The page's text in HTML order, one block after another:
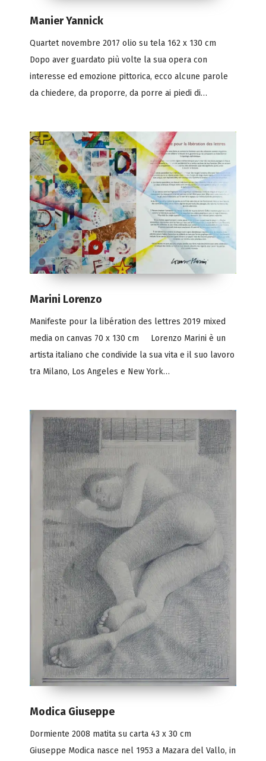
Manier Yannick
Quartet novembre 2017 olio su tela 162 x 130 cm
Dopo aver guardato più volte la sua opera con
interesse ed emozione pittorica, ecco alcune parole
da chiedere, da proporre, da porre ai piedi di…
Marini Lorenzo
Manifeste pour la libération des lettres 2019 mixed
media on canvas 70 x 130 cm Lorenzo Marini è un
artista italiano che condivide la sua vita e il suo lavoro
tra Milano, Los Angeles e New York…
Modica Giuseppe
Dormiente 2008 matita su carta 43 x 30 cm
Giuseppe Modica nasce nel 1953 a Mazara del Vallo, in